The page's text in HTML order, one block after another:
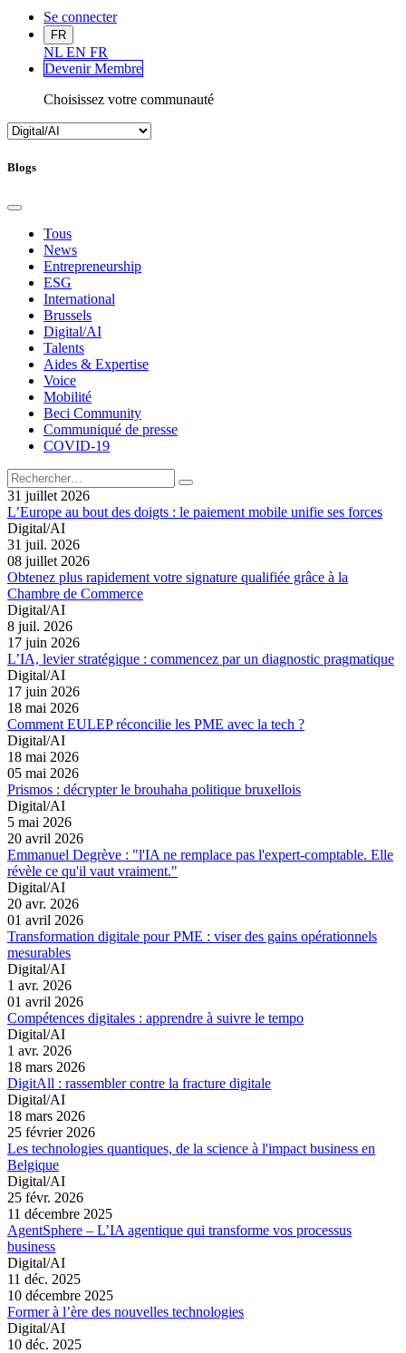
Se connecter
FR
NL EN FR
Devenir Membre
Choisissez votre communauté
Blogs
Tous
News
Entrepreneurship
ESG
International
Brussels
Digital/AI
Talents
Aides & Expertise
Voice
Mobilité
Beci Community
Communiqué de presse
COVID-19
31 juillet 2026
L’Europe au bout des doigts : le paiement mobile unifie ses forces
Digital/AI
31 juil. 2026
08 juillet 2026
Obtenez plus rapidement votre signature qualifiée grâce à la
Chambre de Commerce
Digital/AI
8 juil. 2026
17 juin 2026
L’IA, levier stratégique : commencez par un diagnostic pragmatique
Digital/AI
17 juin 2026
18 mai 2026
Comment EULEP réconcilie les PME avec la tech ?
Digital/AI
18 mai 2026
05 mai 2026
Prismos : décrypter le brouhaha politique bruxellois
Digital/AI
5 mai 2026
20 avril 2026
Emmanuel Degrève : "l'IA ne remplace pas l'expert-comptable. Elle
révèle ce qu'il vaut vraiment."
Digital/AI
20 avr. 2026
01 avril 2026
Transformation digitale pour PME : viser des gains opérationnels
mesurables
Digital/AI
1 avr. 2026
01 avril 2026
Compétences digitales : apprendre à suivre le tempo
Digital/AI
1 avr. 2026
18 mars 2026
DigitAll : rassembler contre la fracture digitale
Digital/AI
18 mars 2026
25 février 2026
Les technologies quantiques, de la science à l'impact business en
Belgique
Digital/AI
25 févr. 2026
11 décembre 2025
AgentSphere – L’IA agentique qui transforme vos processus
business
Digital/AI
11 déc. 2025
10 décembre 2025
Former à l’ère des nouvelles technologies
Digital/AI
10 déc. 2025